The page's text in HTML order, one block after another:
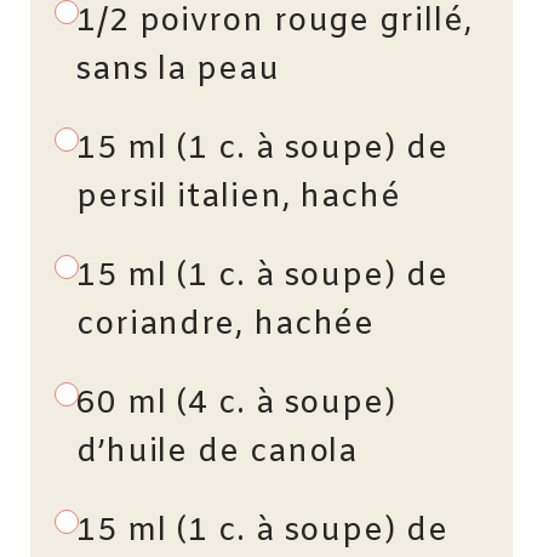
1/2 poivron rouge grillé,
sans la peau
15 ml (1 c. à soupe) de
persil italien, haché
15 ml (1 c. à soupe) de
coriandre, hachée
60 ml (4 c. à soupe)
d’huile de canola
15 ml (1 c. à soupe) de